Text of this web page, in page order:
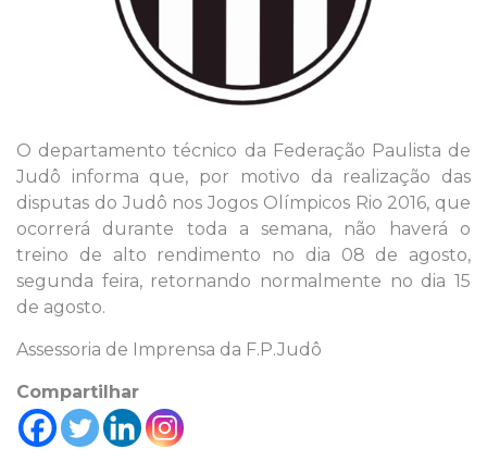
O departamento técnico da Federação Paulista de
Judô informa que, por motivo da realização das
disputas do Judô nos Jogos Olímpicos Rio 2016, que
ocorrerá durante toda a semana, não haverá o
treino de alto rendimento no dia 08 de agosto,
segunda feira, retornando normalmente no dia 15
de agosto.
Assessoria de Imprensa da F.P.Judô
Compartilhar